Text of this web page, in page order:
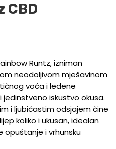
CBD
Runtz, izniman
neodoljivom mješavinom
voća i ledene
iskustvo okusa.
i ljubičastim odsjajem čine
koliko i ukusan, idealan
opuštanje i vrhunsku